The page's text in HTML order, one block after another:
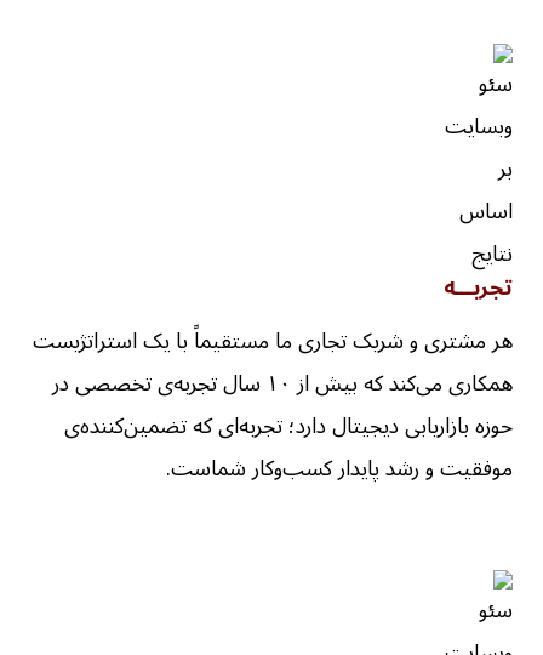
تجربـــه
هر مشتری و شریک تجاری ما مستقیماً با یک استراتژیست
همکاری می‌کند که بیش از ۱۰ سال تجربه‌ی تخصصی در
حوزه بازاریابی دیجیتال دارد؛ تجربه‌ای که تضمین‌کننده‌ی
موفقیت و رشد پایدار کسب‌وکار شماست.